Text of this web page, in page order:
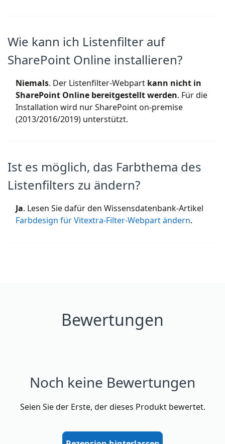
Wie kann ich Listenfilter auf
SharePoint Online installieren?
Niemals. Der Listenfilter-Webpart kann nicht in
SharePoint Online bereitgestellt werden. Für die
Installation wird nur SharePoint on-premise
(2013/2016/2019) unterstützt.
Ist es möglich, das Farbthema des
Listenfilters zu ändern?
Ja. Lesen Sie dafür den Wissensdatenbank-Artikel
Farbdesign für Vitextra-Filter-Webpart ändern.
Bewertungen
Noch keine Bewertungen
Seien Sie der Erste, der dieses Produkt bewertet.